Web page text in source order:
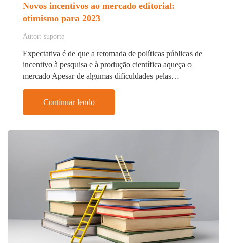
Novos incentivos ao mercado editorial:
otimismo para 2023
Autor: suporte
Expectativa é de que a retomada de políticas públicas de
incentivo à pesquisa e à produção científica aqueça o
mercado Apesar de algumas dificuldades pelas…
Continuar lendo